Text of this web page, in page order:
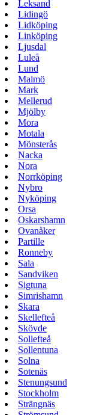
Leksand
Lidingö
Lidköping
Linköping
Ljusdal
Luleå
Lund
Malmö
Mark
Mellerud
Mjölby
Mora
Motala
Mönsterås
Nacka
Nora
Norrköping
Nybro
Nyköping
Orsa
Oskarshamn
Ovanåker
Partille
Ronneby
Sala
Sandviken
Sigtuna
Simrishamn
Skara
Skellefteå
Skövde
Sollefteå
Sollentuna
Solna
Sotenäs
Stenungsund
Stockholm
Strängnäs